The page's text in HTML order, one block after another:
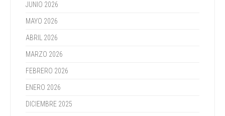
JUNIO 2026
MAYO 2026
ABRIL 2026
MARZO 2026
FEBRERO 2026
ENERO 2026
DICIEMBRE 2025